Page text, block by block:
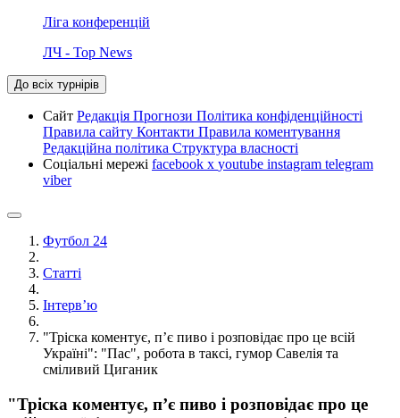
Ліга конференцій
ЛЧ - Top News
До всіх турнірів
Сайт Редакція Прогнози Політика конфіденційності
Правила сайту Контакти Правила коментування
Редакційна політика Структура власності
Соціальні мережі facebook x youtube instagram telegram
viber
Футбол 24
Статті
Інтерв’ю
"Тріска коментує, п’є пиво і розповідає про це всій
Україні": "Пас", робота в таксі, гумор Савелія та
сміливий Циганик
"Тріска коментує, п’є пиво і розповідає про це